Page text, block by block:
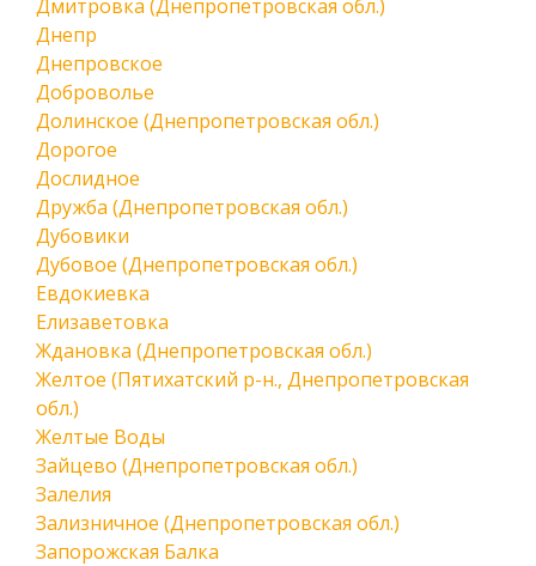
Дмитровка (Днепропетровская обл.)
Днепр
Днепровское
Доброволье
Долинское (Днепропетровская обл.)
Дорогое
Дослидное
Дружба (Днепропетровская обл.)
Дубовики
Дубовое (Днепропетровская обл.)
Евдокиевка
Елизаветовка
Ждановка (Днепропетровская обл.)
Желтое (Пятихатский р-н., Днепропетровская
обл.)
Желтые Воды
Зайцево (Днепропетровская обл.)
Залелия
Зализничное (Днепропетровская обл.)
Запорожская Балка